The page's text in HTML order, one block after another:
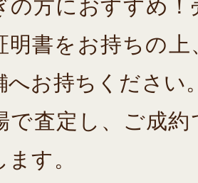
の方におすすめ！
明書をお持ちの
へお持ちください
で査定し、ご成
す。